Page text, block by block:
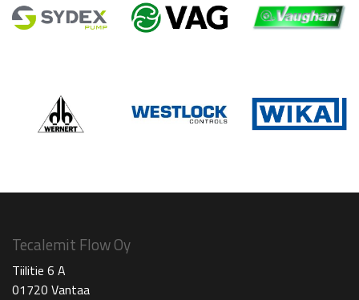
Tecalemit Flow Oy
Tiilitie 6 A
01720 Vantaa